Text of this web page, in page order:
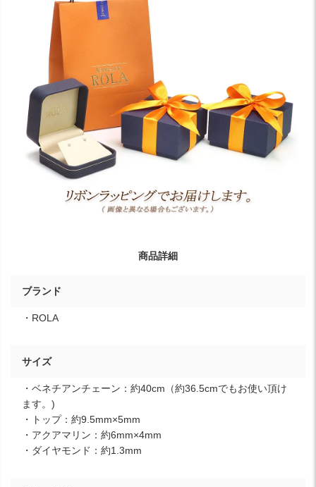
商品詳細
ブランド
・ROLA
サイズ
・ベネチアンチェーン：約40cm（約36.5cmでもお使い頂け
ます。)
・トップ：約9.5mm×5mm
・アクアマリン：約6mm×4mm
・ダイヤモンド：約1.3mm